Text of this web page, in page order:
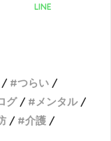
LINE
つらい
グ
メンタル
介護